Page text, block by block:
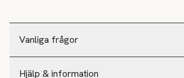
Vanliga frågor
Hjälp & information